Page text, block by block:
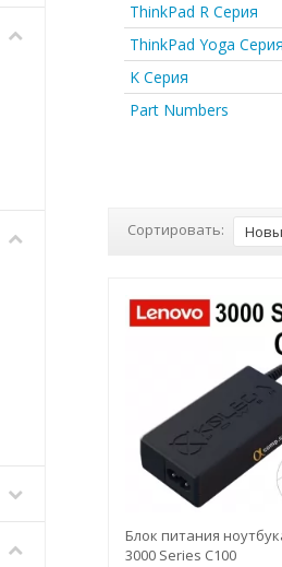
ThinkPad R Серия
ThinkPad Yoga Серия
K Серия
Part Numbers
Сортировать:
Блок питания
3000 Series C100